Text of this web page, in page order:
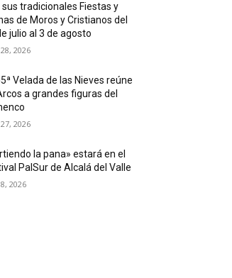
sus tradicionales Fiestas y
de Moros y Cristianos del
julio al 3 de agosto
2026
Velada de las Nieves reúne
a grandes figuras del
2026
la pana» estará en el
PalSur de Alcalá del Valle
2026